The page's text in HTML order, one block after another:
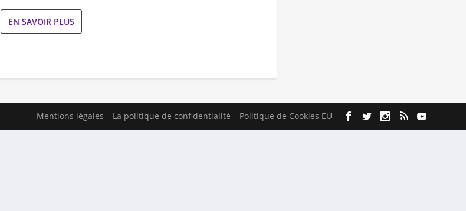
EN SAVOIR PLUS
Mentions légales La politique de confidentialité Politique de Cookies EU